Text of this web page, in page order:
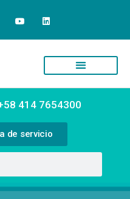
414 7654300
de servicio